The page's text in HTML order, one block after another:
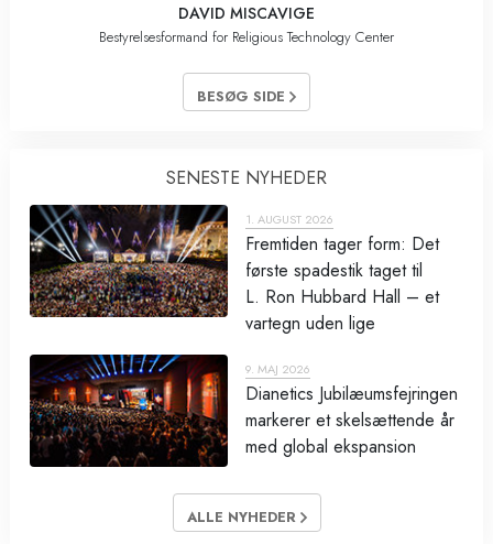
DAVID MISCAVIGE
Bestyrelsesformand for Religious Technology Center
BESØG SIDE
SENESTE NYHEDER
1. AUGUST 2026
Fremtiden tager form: Det
første spadestik taget til
L. Ron Hubbard Hall – et
vartegn uden lige
9. MAJ 2026
Dianetics Jubilæumsfejringen
markerer et skelsættende år
med global ekspansion
ALLE NYHEDER